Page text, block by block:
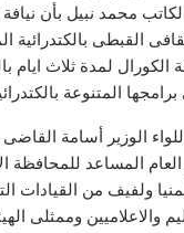
محمد نبيل بأن نيافة
القبطى بالكتدرائية
لمدة ثلاث ايام
المتنوعة
الوزير أسامة القاضى
المساعد للمحافظة
ولفيف من القيادات
والاعلاميين وممثلى